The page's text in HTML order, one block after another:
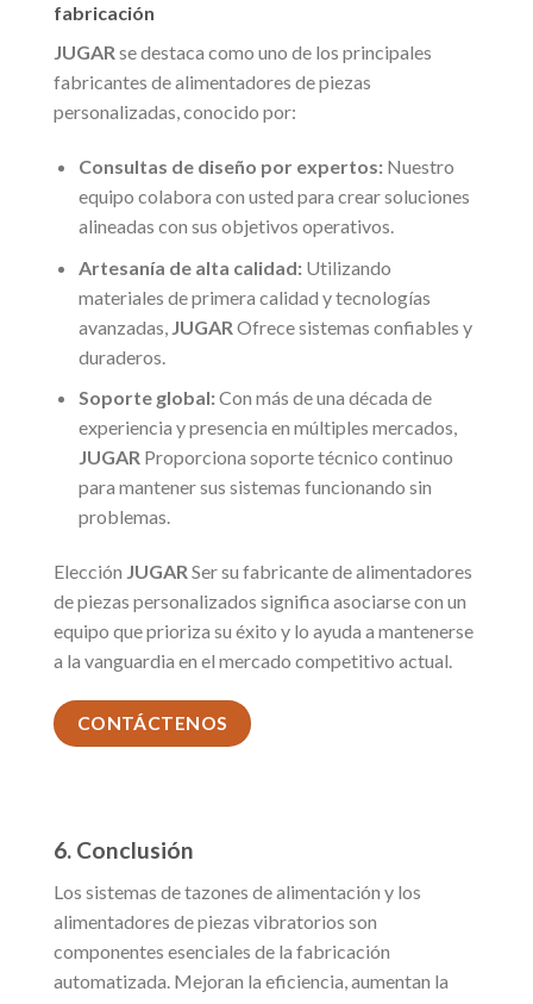
fabricación
JUGAR se destaca como uno de los principales
fabricantes de alimentadores de piezas
personalizadas, conocido por:
Consultas de diseño por expertos:Nuestro
equipo colabora con usted para crear soluciones
alineadas con sus objetivos operativos.
Artesanía de alta calidad:Utilizando
materiales de primera calidad y tecnologías
avanzadas, JUGAR Ofrece sistemas confiables y
duraderos.
Soporte global:Con más de una década de
experiencia y presencia en múltiples mercados,
JUGAR Proporciona soporte técnico continuo
para mantener sus sistemas funcionando sin
problemas.
Elección JUGAR Ser su fabricante de alimentadores
de piezas personalizados significa asociarse con un
equipo que prioriza su éxito y lo ayuda a mantenerse
a la vanguardia en el mercado competitivo actual.
CONTÁCTENOS
6. Conclusión
Los sistemas de tazones de alimentación y los
alimentadores de piezas vibratorios son
componentes esenciales de la fabricación
automatizada. Mejoran la eficiencia, aumentan la